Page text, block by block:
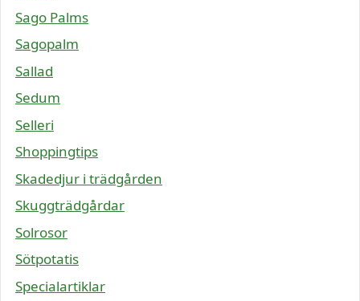
Sago Palms
Sagopalm
Sallad
Sedum
Selleri
Shoppingtips
Skadedjur i trädgården
Skuggträdgårdar
Solrosor
Sötpotatis
Specialartiklar